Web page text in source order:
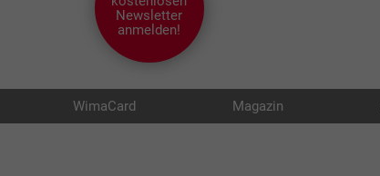
Newsletter
anmelden!
WimaCard Magazin